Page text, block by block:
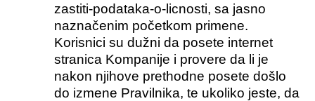
zastiti-podataka-o-licnosti, sa jasno
naznačenim početkom primene.
Korisnici su dužni da posete internet
stranica Kompanije i provere da li je
nakon njihove prethodne posete došlo
do izmene Pravilnika, te ukoliko jeste, da